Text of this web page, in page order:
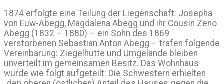
1874 erfolgte eine Teilung der Liegenschaft: Josepha
von Euw-Abegg, Magdalena Abegg und ihr Cousin Zeno
Abegg (1832 – 1880) – ein Sohn des 1869
verstorbenen Sebastian Anton Abegg – trafen folgende
Vereinbarung: Ziegelhütte und Umgelände bleiben
unverteilt im gemeinsamen Besitz. Das Wohnhaus
wurde wie folgt aufgeteilt: Die Schwestern erhielten